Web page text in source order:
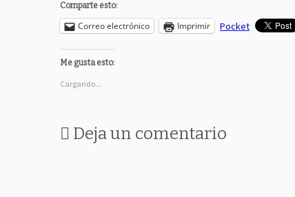
Comparte esto:
Correo electrónico Imprimir Pocket
Me gusta esto:
Cargando...
Deja un comentario